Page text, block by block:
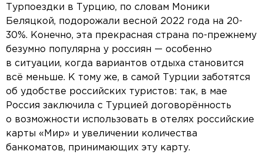
Турпоездки в Турцию, по словам Моники
Беляцкой, подорожали весной 2022 года на 20-
30%. Конечно, эта прекрасная страна по-прежнему
безумно популярна у россиян — особенно
в ситуации, когда вариантов отдыха становится
всё меньше. К тому же, в самой Турции заботятся
об удобстве российских туристов: так, в мае
Россия заключила с Турцией договорённость
о возможности использовать в отелях российские
карты «Мир» и увеличении количества
банкоматов, принимающих эту карту.